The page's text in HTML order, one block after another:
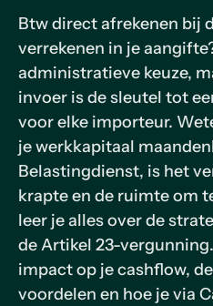
Btw direct afrekenen bij
verrekenen in je
administratieve keuze,
invoer is de sleutel tot
voor elke importeur.
je werkkapitaal
Belastingdienst, is het
krapte en de ruimte om
leer je alles over de
de Artikel 23-
impact op je cashflow,
voordelen en hoe je via